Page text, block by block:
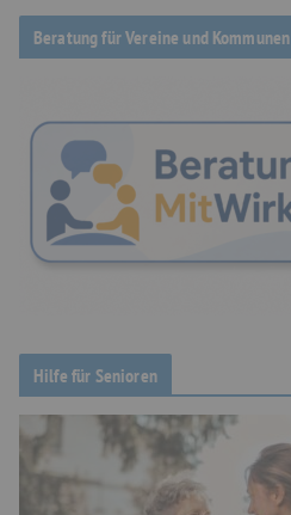
Beratung für Vereine und Kommunen
Hilfe für Senioren